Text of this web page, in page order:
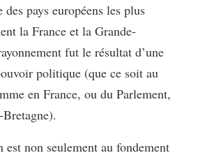
des pays européens les plus
la France et la Grande-
fut le résultat d’une
politique (que ce soit au
en France, ou du Parlement,
non seulement au fondement